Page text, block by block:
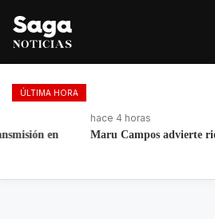
ÚLTIMA HORA
Maru Campos advierte riesgos para la